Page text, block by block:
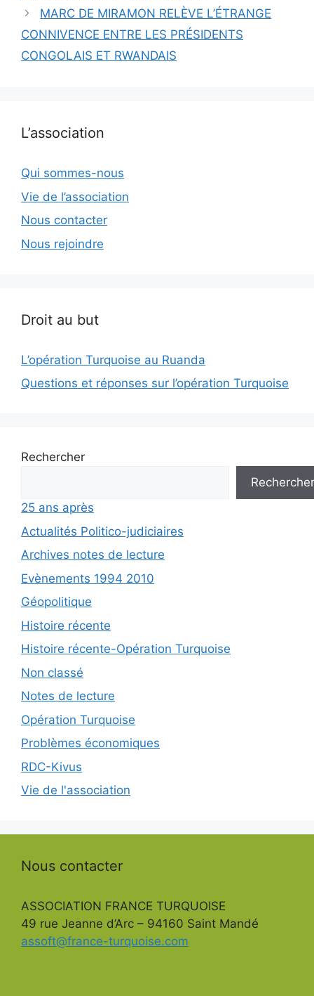
MARC DE MIRAMON RELÈVE L’ÉTRANGE
CONNIVENCE ENTRE LES PRÉSIDENTS
CONGOLAIS ET RWANDAIS
L’association
Qui sommes-nous
Vie de l’association
Nous contacter
Nous rejoindre
Droit au but
L’opération Turquoise au Ruanda
Questions et réponses sur l’opération Turquoise
Rechercher
Rechercher
25 ans après
Actualités Politico-judiciaires
Archives notes de lecture
Evènements 1994 2010
Géopolitique
Histoire récente
Histoire récente-Opération Turquoise
Non classé
Notes de lecture
Opération Turquoise
Problèmes économiques
RDC-Kivus
Vie de l'association
Nous contacter
ASSOCIATION FRANCE TURQUOISE
49 rue Jeanne d’Arc – 94160 Saint Mandé
assoft@france-turquoise.com